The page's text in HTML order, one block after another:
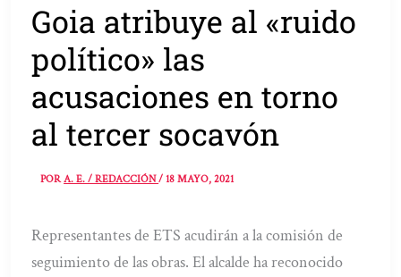
Goia atribuye al «ruido
político» las
acusaciones en torno
al tercer socavón
PORA. E. / REDACCIÓN/18 MAYO, 2021
Representantes de ETS acudirán a la comisión de
seguimiento de las obras. El alcalde ha reconocido